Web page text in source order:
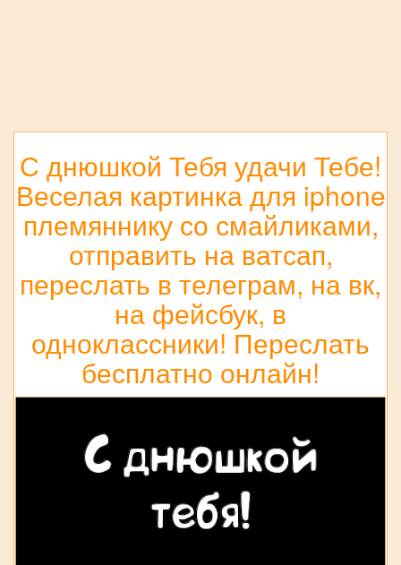
С днюшкой Тебя удачи Тебе!
Веселая картинка для iphone
племяннику со смайликами,
отправить на ватсап,
переслать в телеграм, на вк,
на фейсбук, в
одноклассники! Переслать
бесплатно онлайн!